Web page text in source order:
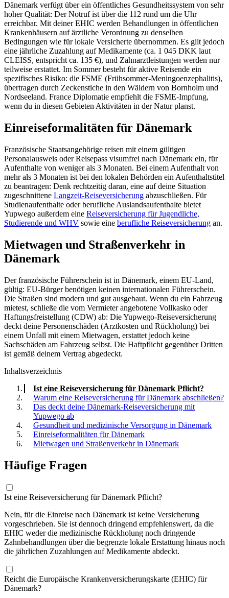
Dänemark verfügt über ein öffentliches Gesundheitssystem von sehr
hoher Qualität: Der Notruf ist über die 112 rund um die Uhr
erreichbar. Mit deiner EHIC werden Behandlungen in öffentlichen
Krankenhäusern auf ärztliche Verordnung zu denselben
Bedingungen wie für lokale Versicherte übernommen. Es gilt jedoch
eine jährliche Zuzahlung auf Medikamente (ca. 1 045 DKK laut
CLEISS, entspricht ca. 135 €), und Zahnarztleistungen werden nur
teilweise erstattet. Im Sommer besteht für aktive Reisende ein
spezifisches Risiko: die FSME (Frühsommer-Meningoenzephalitis),
übertragen durch Zeckenstiche in den Wäldern von Bornholm und
Nordseeland. France Diplomatie empfiehlt die FSME-Impfung,
wenn du in diesen Gebieten Aktivitäten in der Natur planst.
Einreiseformalitäten für Dänemark
Französische Staatsangehörige reisen mit einem gültigen
Personalausweis oder Reisepass visumfrei nach Dänemark ein, für
Aufenthalte von weniger als 3 Monaten. Bei einem Aufenthalt von
mehr als 3 Monaten ist bei den lokalen Behörden ein Aufenthaltstitel
zu beantragen: Denk rechtzeitig daran, eine auf deine Situation
zugeschnittene Langzeit-Reiseversicherung abzuschließen. Für
Studienaufenthalte oder berufliche Auslandsaufenthalte bietet
Yupwego außerdem eine Reiseversicherung für Jugendliche,
Studierende und WHV sowie eine berufliche Reiseversicherung an.
Mietwagen und Straßenverkehr in
Dänemark
Der französische Führerschein ist in Dänemark, einem EU-Land,
gültig: EU-Bürger benötigen keinen internationalen Führerschein.
Die Straßen sind modern und gut ausgebaut. Wenn du ein Fahrzeug
mietest, schließe die vom Vermieter angebotene Vollkasko oder
Haftungsfreistellung (CDW) ab: Die Yupwego-Reiseversicherung
deckt deine Personenschäden (Arztkosten und Rückholung) bei
einem Unfall mit einem Mietwagen, erstattet jedoch keine
Sachschäden am Fahrzeug selbst. Die Haftpflicht gegenüber Dritten
ist gemäß deinem Vertrag abgedeckt.
Inhaltsverzeichnis
Ist eine Reiseversicherung für Dänemark Pflicht?
Warum eine Reiseversicherung für Dänemark abschließen?
Das deckt deine Dänemark-Reiseversicherung mit
Yupwego ab
Gesundheit und medizinische Versorgung in Dänemark
Einreiseformalitäten für Dänemark
Mietwagen und Straßenverkehr in Dänemark
Häufige Fragen
Ist eine Reiseversicherung für Dänemark Pflicht?
Nein, für die Einreise nach Dänemark ist keine Versicherung
vorgeschrieben. Sie ist dennoch dringend empfehlenswert, da die
EHIC weder die medizinische Rückholung noch dringende
Zahnbehandlungen über die begrenzte lokale Erstattung hinaus noch
die jährlichen Zuzahlungen auf Medikamente abdeckt.
Reicht die Europäische Krankenversicherungskarte (EHIC) für
Dänemark?